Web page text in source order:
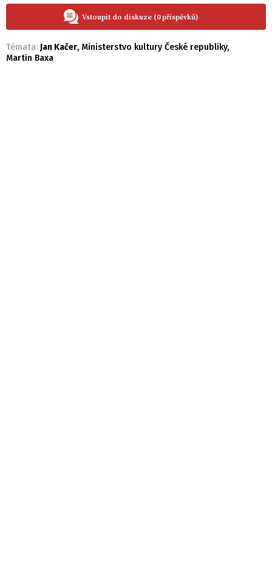
Vstoupit do diskuze (0 příspěvků)
Témata: Jan Kačer, Ministerstvo kultury České republiky,
Martin Baxa